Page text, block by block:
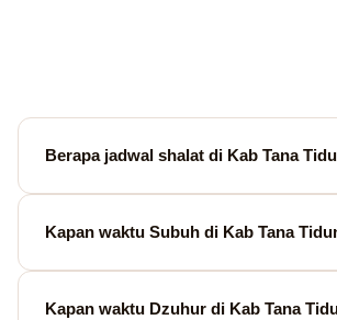
Berapa jadwal shalat di Kab Tana
Kapan waktu Subuh di Kab Tana
Kapan waktu Dzuhur di Kab Tana